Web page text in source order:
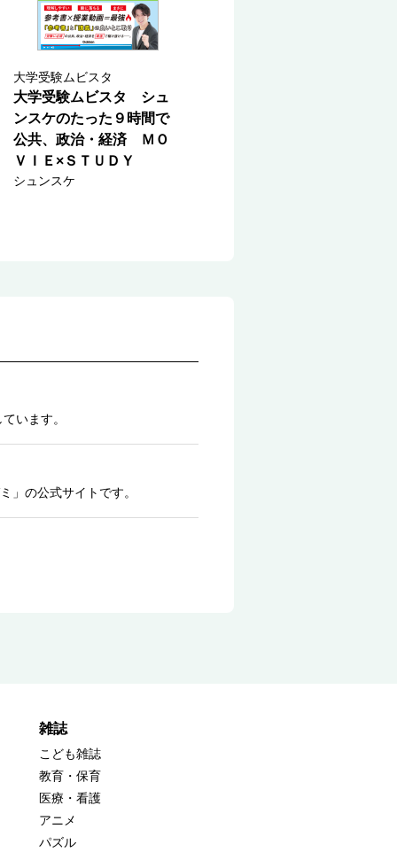
大学受験ムビスタ
大学受験ムビスタ シュ
ンスケのたった９時間で
公共、政治・経済 ＭＯ
ＶＩＥ×ＳＴＵＤＹ
シュンスケ
います。
」の公式サイトです。
雑誌
こども雑誌
教育・保育
医療・看護
アニメ
パズル